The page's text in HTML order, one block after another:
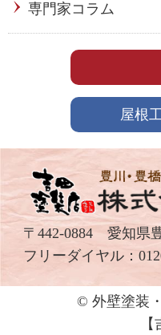
専門家コラム
屋根
〒442-0884 愛知県
フリーダイヤル：
© 外壁塗装